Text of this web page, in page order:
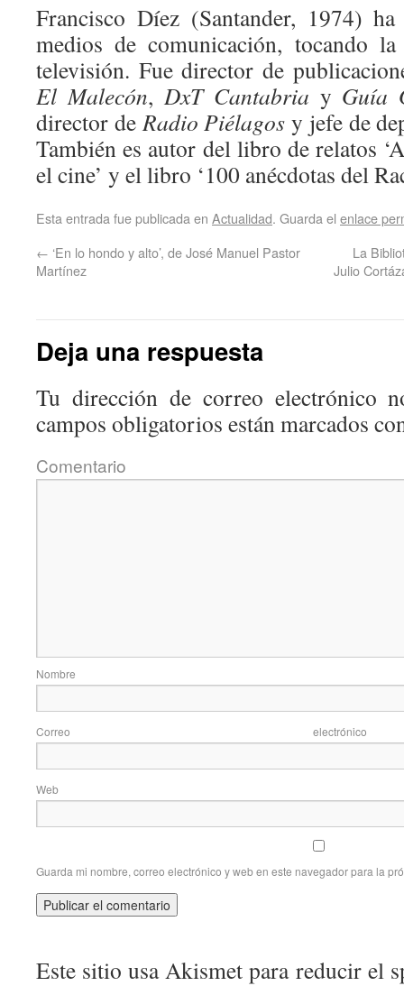
Francisco Díez (Santander, 1974)
medios de comunicación, tocando
televisión. Fue director de
El Malecón, DxT Cantabria y Guía
director de Radio Piélagos y jefe de
También es autor del libro de relatos
el cine’ y el libro ‘100 anécdotas del
Esta entrada fue publicada en Actualidad. Guarda el enlace
← ‘En lo hondo y alto’, de José Manuel Pastor
Martínez
La
Julio
Deja una respuesta
Tu dirección de correo electrónico
campos obligatorios están marcados
Correo
Web
Guarda mi nombre, correo electrónico y web en este navegador para la
Este sitio usa Akismet para reducir el